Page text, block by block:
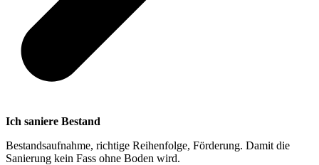
Ich saniere Bestand
Bestandsaufnahme, richtige Reihenfolge, Förderung. Damit die
Sanierung kein Fass ohne Boden wird.